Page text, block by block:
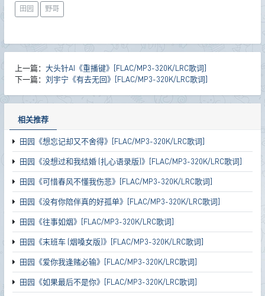
田园 野哥
上一篇： 大头针AI《重播键》[FLAC/MP3-320K/LRC歌词]
下一篇： 刘宇宁《有去无回》[FLAC/MP3-320K/LRC歌词]
相关推荐
田园《想忘记却又不舍得》[FLAC/MP3-320K/LRC歌词]
田园《没想过和我结婚 (扎心语录版)》[FLAC/MP3-320K/LRC歌词]
田园《可惜春风不懂我伤悲》[FLAC/MP3-320K/LRC歌词]
田园《没有你陪伴真的好孤单》[FLAC/MP3-320K/LRC歌词]
田园《往事如烟》[FLAC/MP3-320K/LRC歌词]
田园《末班车 (烟嗓女版)》[FLAC/MP3-320K/LRC歌词]
田园《爱你我逢赌必输》[FLAC/MP3-320K/LRC歌词]
田园《如果最后不是你》[FLAC/MP3-320K/LRC歌词]